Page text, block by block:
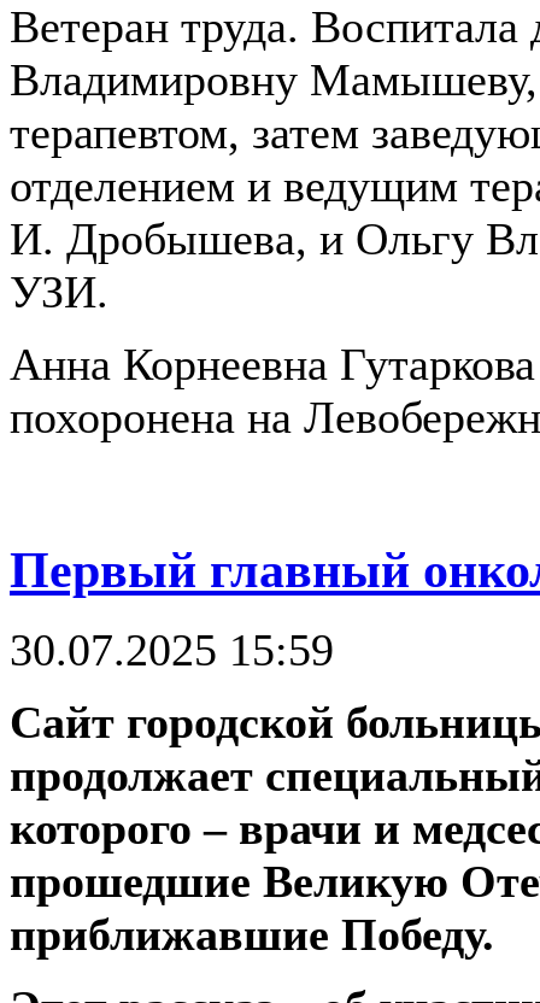
Ветеран труда. Воспитала
Владимировну Мамышеву,
терапевтом, затем
отделением и ведущим
И. Дробышева, и Ольгу
УЗИ.
Анна Корнеевна
похоронена на
Первый главный
30.07.2025 15:59
Сайт городской
продолжает
которого – врачи и
прошедшие Великую
приближавшие Победу.